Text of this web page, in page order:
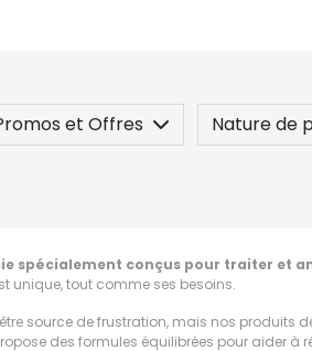
et Offres Nature de
spécialement conçus pour traiter et
unique, tout comme ses besoins.
source de frustration, mais nos produits
des formules équilibrées pour aider à